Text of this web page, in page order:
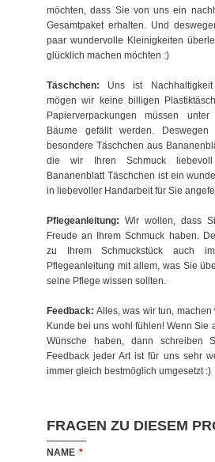
FRAGEN ZU DIESEM
NAME *
möchten, dass Sie von uns ein
Gesamtpaket erhalten. Und
paar wundervolle Kleinigkeiten
glücklich machen möchten :)
Täschchen: Uns ist
mögen wir keine billigen
Papierverpackungen müssen
Bäume gefällt werden.
besondere Täschchen aus
die wir Ihren Schmuck liebevoll
Bananenblatt Täschchen ist ein
in liebevoller Handarbeit für Sie
Pflegeanleitung: Wir wollen, dass
Freude an Ihrem Schmuck haben.
zu Ihrem Schmuckstück auch
Pflegeanleitung mit allem, was Sie
seine Pflege wissen sollten.
Feedback: Alles, was wir tun,
Kunde bei uns wohl fühlen! Wenn Sie
Wünsche haben, dann schreiben
Feedback jeder Art ist für uns sehr
immer gleich bestmöglich umgesetzt :)